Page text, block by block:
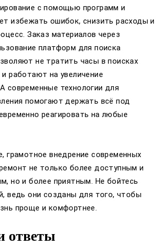
с помощью программ и
избежать ошибок, снизить расходы и
Заказ материалов через
платформ для поиска
не тратить часы в поисках
работают на увеличение
современные технологии для
помогают держать всё под
реагировать на любые
грамотное внедрение современных
не только более доступным и
но и более приятным. Не бойтесь
ведь они созданы для того, чтобы
проще и комфортнее.
ответы